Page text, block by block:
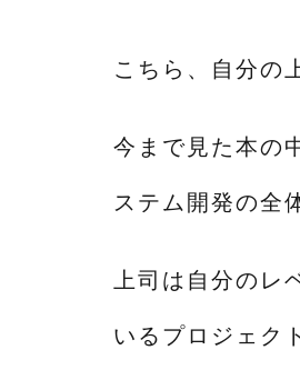
こちら、自分の
今まで見た本の
ステム開発の全
上司は自分のレ
いるプロジェク